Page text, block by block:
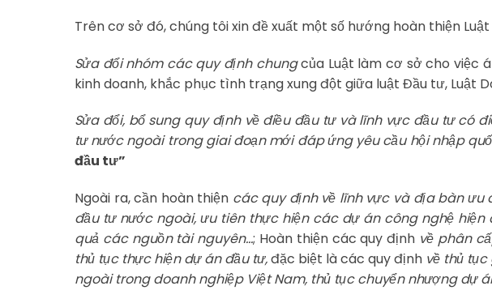
Trên cơ sở đó, chúng tôi xin đề xuất một số hướng hoàn thiện
Sửa đổi nhóm các quy định chungcủa Luật làm cơ sở cho việc
kinh doanh, khắc phục tình trạng xung đột giữa luật Đầu tư, Luật
Sửa đổi, bổ sung quy định về điều đầu tư và lĩnh vực đầu tư có
tư nước ngoài trong giai đoạn mới đáp ứng yêu cầu hội nhập
đầu tư”
Ngoài ra, cần hoàn thiện các quy định về lĩnh vực và địa bàn
đầu tư nước ngoài, ưu tiên thực hiện các dự án công nghệ hiện
quả các nguồn tài nguyên…; Hoàn thiện các quy định về phân
thủ tục thực hiện dự án đầu tư,đặc biệt là các quy định về thủ
ngoài trong doanh nghiệp Việt Nam, thủ tục chuyển nhượng dự